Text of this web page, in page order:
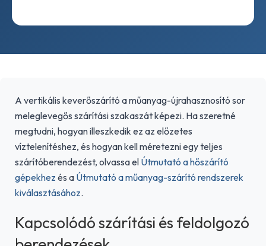
A vertikális keverőszárító a műanyag-újrahasznosító sor
meleglevegős szárítási szakaszát képezi. Ha szeretné
megtudni, hogyan illeszkedik ez az előzetes
víztelenítéshez, és hogyan kell méretezni egy teljes
szárítóberendezést, olvassa el Útmutató a hőszárító
gépekhez és a Útmutató a műanyag-szárító rendszerek
kiválasztásához.
Kapcsolódó szárítási és feldolgozó